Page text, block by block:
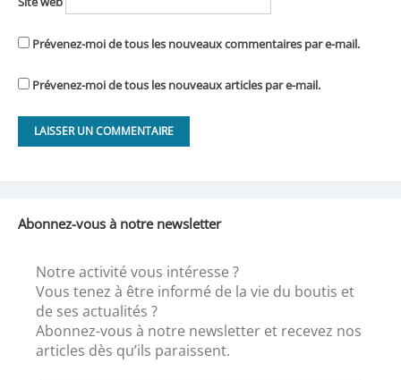
Prévenez-moi de tous les nouveaux commentaires par e-mail.
Prévenez-moi de tous les nouveaux articles par e-mail.
Abonnez-vous à notre newsletter
Notre activité vous intéresse ?
Vous tenez à être informé de la vie du boutis et
de ses actualités ?
Abonnez-vous à notre newsletter et recevez nos
articles dès qu’ils paraissent.